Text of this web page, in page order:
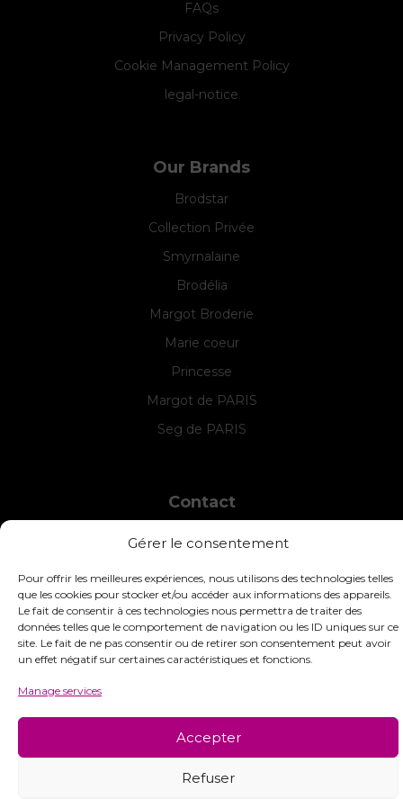
Gérer le consentement
Pour offrir les meilleures expériences, nous utilisons des technologies telles
que les cookies pour stocker et/ou accéder aux informations des appareils.
Le fait de consentir à ces technologies nous permettra de traiter des
données telles que le comportement de navigation ou les ID uniques sur ce
site. Le fait de ne pas consentir ou de retirer son consentement peut avoir
un effet négatif sur certaines caractéristiques et fonctions.
Manage services
Accepter
Refuser
FAQs
Privacy Policy
Cookie Management Policy
legal-notice
Our Brands
Brodstar
Collection Privée
Smyrnalaine
Brodélia
Margot Broderie
Marie coeur
Princesse
Margot de PARIS
Seg de PARIS
Contact
7 Boulevard des Frères Lumière
France
+33 (0)4 74 01 99 80
commandes@interstiss.com
© 2026 Interstiss Loisirs Créatifs. Tous droits réservés.